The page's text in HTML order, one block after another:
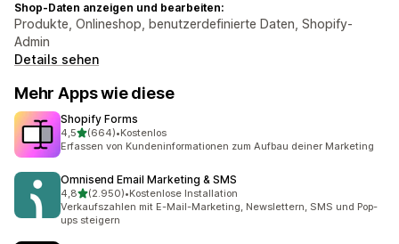
Shop-Daten anzeigen und bearbeiten:
Produkte, Onlineshop, benutzerdefinierte Daten, Shopify-
Admin
Details sehen
Mehr Apps wie diese
Shopify Forms
4,5von 5 Sternen
(664)
664 Rezensionen insgesamt
•Kostenlos
Erfassen von Kundeninformationen zum Aufbau deiner Marketing
Omnisend Email Marketing & SMS
4,8von 5 Sternen
(2.950)
2950 Rezensionen insgesamt
•Kostenlose Installation
Verkaufszahlen mit E-Mail-Marketing, Newslettern, SMS und Pop-
ups steigern